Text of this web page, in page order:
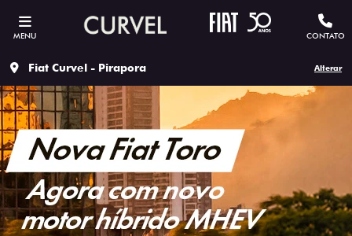
MENU CONTATO
Fiat Curvel - Pirapora Alterar